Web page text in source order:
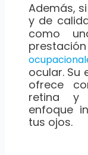
Además,
y de
como
ocular. Su
ofrece
retina y
enfoque
tus ojos.